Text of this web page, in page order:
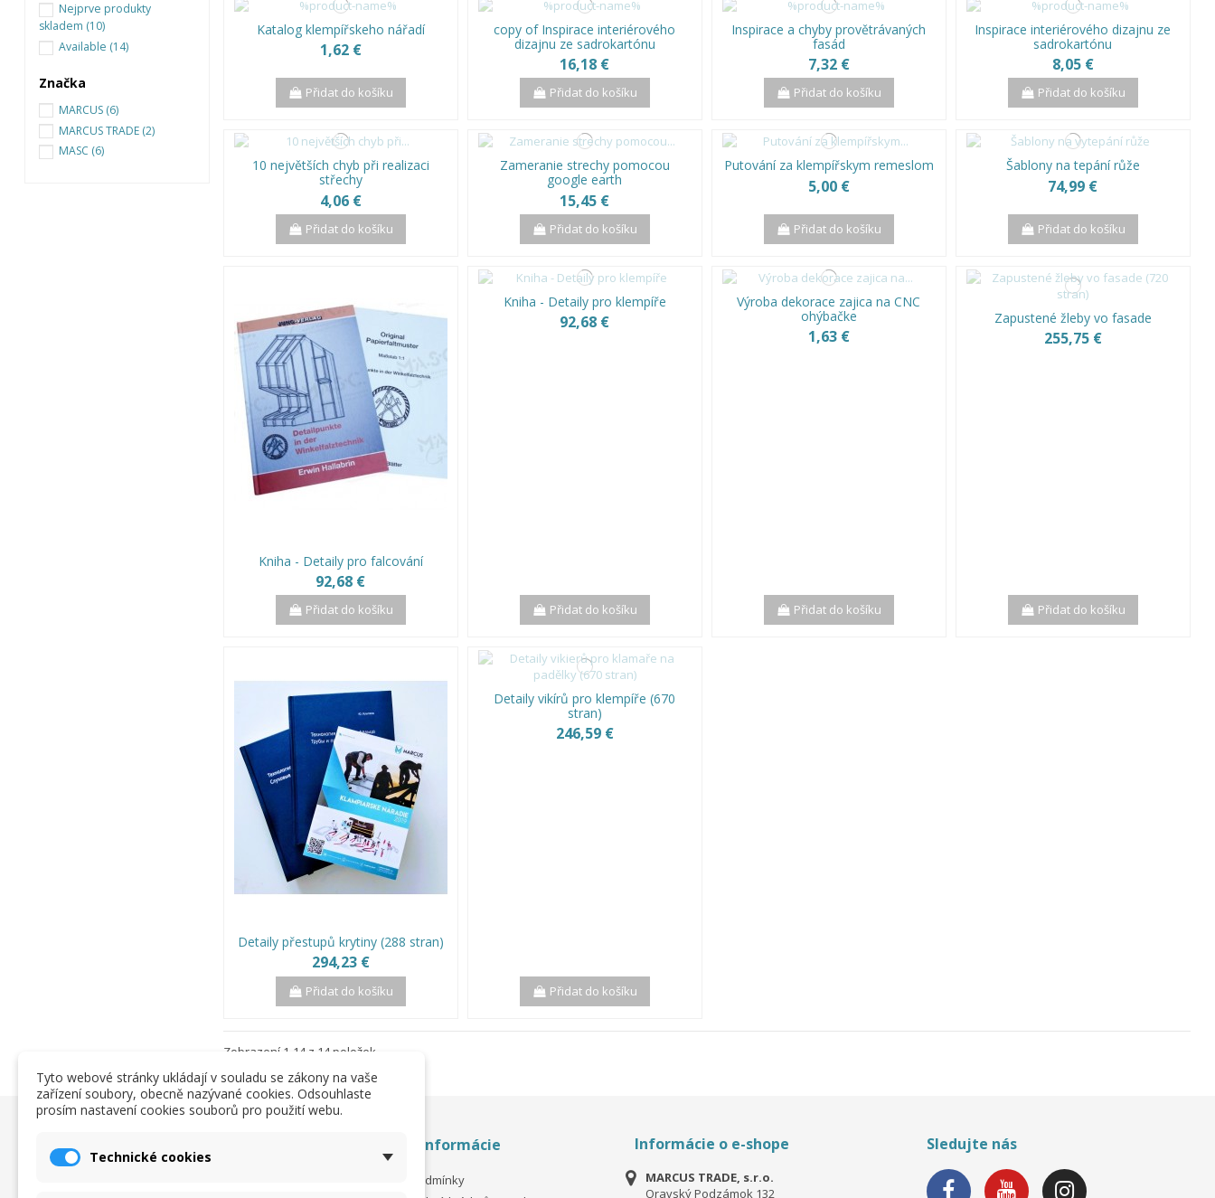
Katalog klempířskeho nářadí
1,62 €
Přidat do košíku
copy of Inspirace interiérového
dizajnu ze sadrokartónu
16,18 €
Přidat do košíku
Inspirace a chyby provětrávaných
fasád
7,32 €
Přidat do košíku
Inspirace interiérového dizajnu ze
sadrokartónu
8,05 €
Přidat do košíku
10 největších chyb při realizaci
střechy
4,06 €
Přidat do košíku
Zameranie strechy pomocou
google earth
15,45 €
Přidat do košíku
Putování za klempířskym remeslom
5,00 €
Přidat do košíku
Šablony na tepání růže
74,99 €
Přidat do košíku
Kniha - Detaily pro falcování
92,68 €
Přidat do košíku
Kniha - Detaily pro klempíře
92,68 €
Přidat do košíku
Výroba dekorace zajica na CNC
ohýbačke
1,63 €
Přidat do košíku
Zapustené žleby vo fasade
255,75 €
Přidat do košíku
Detaily přestupů krytiny (288 stran)
294,23 €
Přidat do košíku
Detaily vikírů pro klempíře (670
stran)
246,59 €
Přidat do košíku
Zobrazení 1-14 z 14 položek
Nejprve produkty
skladem (10)
Available (14)
Značka
MARCUS (6)
MARCUS TRADE (2)
MASC (6)
Užitočné informácie Obchodné informácie
Obchodní podmínky
Informácie o e-shope
MARCUS TRADE, s.r.o.
Oravský Podzámok 132
Sledujte nás
Tyto webové stránky ukládají v souladu se zákony na vaše
zařízení soubory, obecně nazývané cookies. Odsouhlaste
prosím nastavení cookies souborů pro použití webu.
Technické cookies